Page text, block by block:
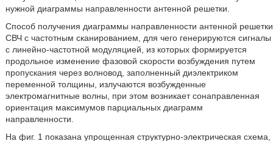
нужной диаграммы направленности антенной решетки.
Способ получения диаграммы направленности антенной решетки
СВЧ с частотным сканированием, для чего генерируются сигналы
с линейно-частотной модуляцией, из которых формируется
продольное изменение фазовой скорости возбуждения путем
пропускания через волновод, заполненный диэлектриком
переменной толщины, излучаются возбужденные
электромагнитные волны, при этом возникает сонаправленная
ориентация максимумов парциальных диаграмм
направленности.
На фиг. 1 показана упрощенная структурно-электрическая схема,